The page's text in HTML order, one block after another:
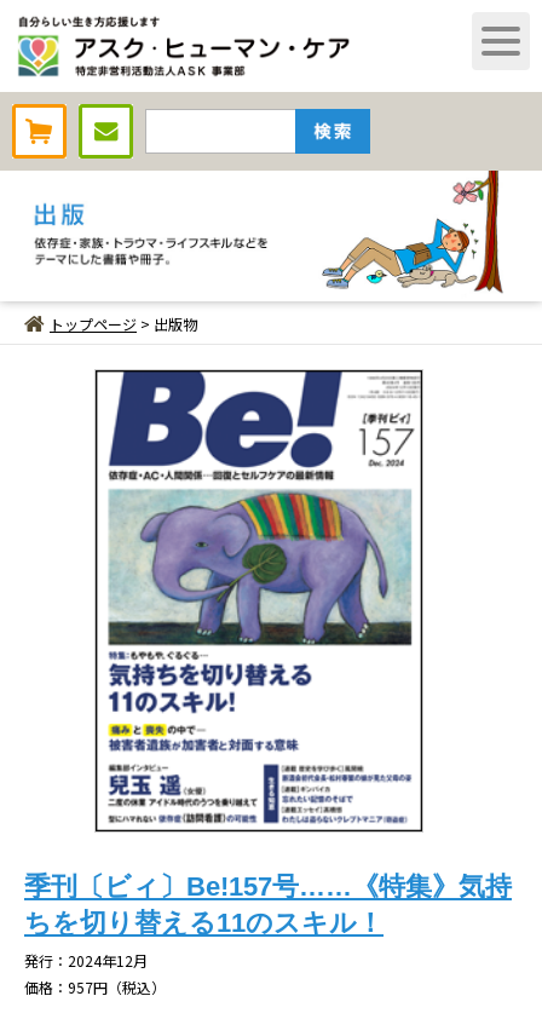
AHCオンラインショップ
トップページ > 出版物
季刊〔ビィ〕Be!157号……《特集》気持
ちを切り替える11のスキル！
発行：2024年12月
価格：957円（税込）